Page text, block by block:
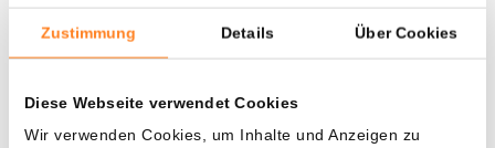
Zustimmung Details Über Cookies
Diese Webseite verwendet Cookies
Wir verwenden Cookies, um Inhalte und Anzeigen zu
muss das Unternehmen eine Alternative finden, um
europäische Kunden zu bedienen.
Vorläufig stehen sich daher zwei Darstellungen gegenüber:
Reuters berichtet, dass eine Ablehnung nahe ist, während